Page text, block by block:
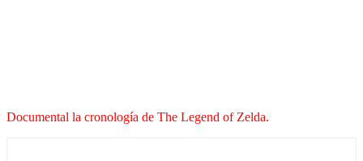
Documental la cronología de The Legend of Zelda.